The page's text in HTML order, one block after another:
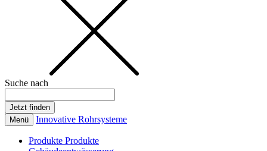
Suche nach
Menü Innovative Rohrsysteme
Produkte Produkte